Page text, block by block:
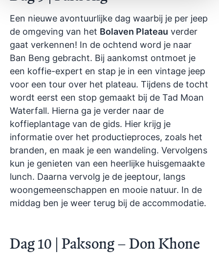
Een nieuwe avontuurlijke dag waarbij je per jeep
de omgeving van het Bolaven Plateau verder
gaat verkennen! In de ochtend word je naar
Ban Beng gebracht. Bij aankomst ontmoet je
een koffie-expert en stap je in een vintage jeep
voor een tour over het plateau. Tijdens de tocht
wordt eerst een stop gemaakt bij de Tad Moan
Waterfall. Hierna ga je verder naar de
koffieplantage van de gids. Hier krijg je
informatie over het productieproces, zoals het
branden, en maak je een wandeling. Vervolgens
kun je genieten van een heerlijke huisgemaakte
lunch. Daarna vervolg je de jeeptour, langs
woongemeenschappen en mooie natuur. In de
middag ben je weer terug bij de accommodatie.
Dag 10 | Paksong – Don Khone